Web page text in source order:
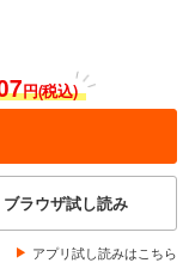
円(税込)
ブラウザ試し読み
アプリ試し読みはこちら